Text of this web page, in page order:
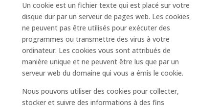
Un cookie est un fichier texte qui est placé sur votre
disque dur par un serveur de pages web. Les cookies
ne peuvent pas être utilisés pour exécuter des
programmes ou transmettre des virus à votre
ordinateur. Les cookies vous sont attribués de
manière unique et ne peuvent être lus que par un
serveur web du domaine qui vous a émis le cookie.
Nous pouvons utiliser des cookies pour collecter,
stocker et suivre des informations à des fins